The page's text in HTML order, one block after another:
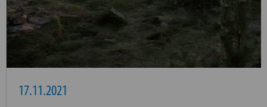
17.11.2021